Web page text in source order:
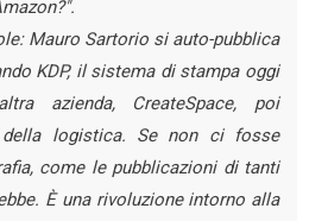
Mauro Sartorio si auto-pubblica
KDP, il sistema di stampa oggi
azienda, CreateSpace, poi
logistica. Se non ci fosse
come le pubblicazioni di tanti
È una rivoluzione intorno alla